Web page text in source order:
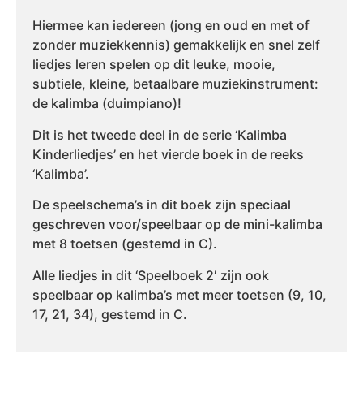
Hiermee kan iedereen (jong en oud en met of
zonder muziekkennis) gemakkelijk en snel zelf
liedjes leren spelen op dit leuke, mooie,
subtiele, kleine, betaalbare muziekinstrument:
de kalimba (duimpiano)!
Dit is het tweede deel in de serie ‘Kalimba
Kinderliedjes’ en het vierde boek in de reeks
‘Kalimba’.
De speelschema’s in dit boek zijn speciaal
geschreven voor/speelbaar op de mini-kalimba
met 8 toetsen (gestemd in C).
Alle liedjes in dit ‘Speelboek 2′ zijn ook
speelbaar op kalimba’s met meer toetsen (9, 10,
17, 21, 34), gestemd in C.